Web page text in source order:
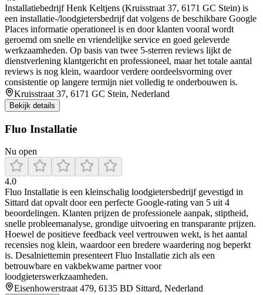
Installatiebedrijf Henk Keltjens (Kruisstraat 37, 6171 GC Stein) is
een installatie-/loodgietersbedrijf dat volgens de beschikbare Google
Places informatie operationeel is en door klanten vooral wordt
geroemd om snelle en vriendelijke service en goed geleverde
werkzaamheden. Op basis van twee 5-sterren reviews lijkt de
dienstverlening klantgericht en professioneel, maar het totale aantal
reviews is nog klein, waardoor verdere oordeelsvorming over
consistentie op langere termijn niet volledig te onderbouwen is.
Kruisstraat 37, 6171 GC Stein, Nederland
Bekijk details
Fluo Installatie
Nu open
4.0
Fluo Installatie is een kleinschalig loodgietersbedrijf gevestigd in
Sittard dat opvalt door een perfecte Google-rating van 5 uit 4
beoordelingen. Klanten prijzen de professionele aanpak, stiptheid,
snelle probleemanalyse, grondige uitvoering en transparante prijzen.
Hoewel de positieve feedback veel vertrouwen wekt, is het aantal
recensies nog klein, waardoor een bredere waardering nog beperkt
is. Desalniettemin presenteert Fluo Installatie zich als een
betrouwbare en vakbekwame partner voor
loodgieterswerkzaamheden.
Eisenhowerstraat 479, 6135 BD Sittard, Nederland